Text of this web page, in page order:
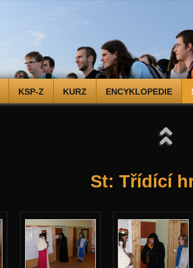
KSP-Z KURZ ENCYKLOPEDIE
St: Třídící